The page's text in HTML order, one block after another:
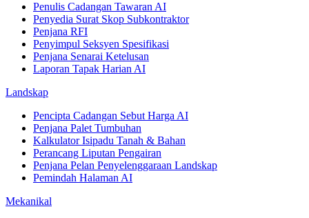
Penulis Cadangan Tawaran AI
Penyedia Surat Skop Subkontraktor
Penjana RFI
Penyimpul Seksyen Spesifikasi
Penjana Senarai Ketelusan
Laporan Tapak Harian AI
Landskap
Pencipta Cadangan Sebut Harga AI
Penjana Palet Tumbuhan
Kalkulator Isipadu Tanah & Bahan
Perancang Liputan Pengairan
Penjana Pelan Penyelenggaraan Landskap
Pemindah Halaman AI
Mekanikal